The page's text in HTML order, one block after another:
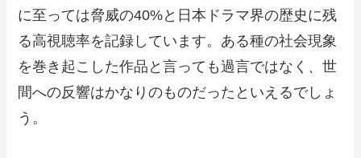
に至っては脅威の40%と日本ドラマ界の歴史に残
る高視聴率を記録しています。ある種の社会現象
を巻き起こした作品と言っても過言ではなく、世
間への反響はかなりのものだったといえるでしょ
う。